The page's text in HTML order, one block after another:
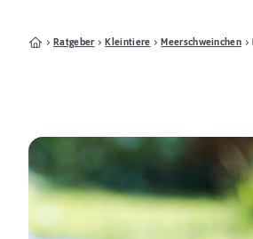
Ratgeber Kleintiere Meerschweinchen